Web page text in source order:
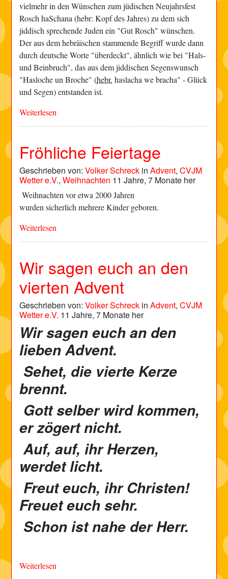
vielmehr in den Wünschen zum jüdischen Neujahrsfest
Rosch haSchana (hebr: Kopf des Jahres) zu dem sich
jiddisch sprechende Juden ein "Gut Rosch" wünschen.
Der aus dem hebräischen stammende Begriff wurde dann
durch deutsche Worte "überdeckt", ähnlich wie bei "Hals-
und Beinbruch", das aus dem jiddischen Segenswunsch
"Hasloche un Broche" (hebr. haslacha we bracha" - Glück
und Segen) entstanden ist.
Weiterlesen
Fröhliche Feiertage
Geschrieben von:Volker Schreck inAdvent,CVJM
Wetter e.V.,Weihnachten 11 Jahre, 7 Monate her
Weihnachten vor etwa 2000 Jahren
wurden sicherlich mehrere Kinder geboren.
Weiterlesen
Wir sagen euch an den
vierten Advent
Geschrieben von:Volker Schreck inAdvent,CVJM
Wetter e.V. 11 Jahre, 7 Monate her
Wir sagen euch an den
lieben Advent.
Sehet, die vierte Kerze
brennt.
Gott selber wird kommen,
er zögert nicht.
Auf, auf, ihr Herzen,
werdet licht.
Freut euch, ihr Christen!
Freuet euch sehr.
Schon ist nahe der Herr.
Weiterlesen